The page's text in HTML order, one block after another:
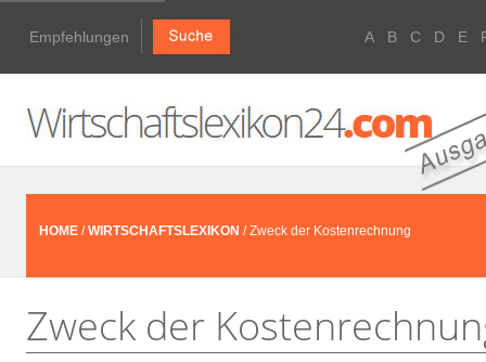
Empfehlungen A B C D E
HOME /WIRTSCHAFTSLEXIKON / Zweck der Kostenrechnung
Zweck der